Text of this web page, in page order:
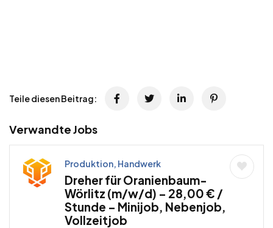
Teile diesen Beitrag:
Verwandte Jobs
Produktion, Handwerk
Dreher für Oranienbaum-
Wörlitz (m/w/d) – 28,00 € /
Stunde – Minijob, Nebenjob,
Vollzeitjob